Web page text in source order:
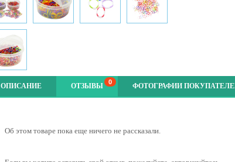
ОПИСАНИЕ ОТЗЫВЫ 0 ФОТОГРАФИИ
Об этом товаре пока еще ничего не рассказали.